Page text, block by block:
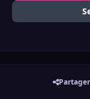
Partager